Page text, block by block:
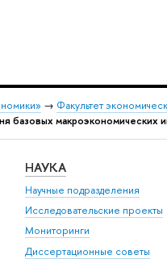
→ Факультет
базовых макроэкономических
НАУКА
Научные подразделения
Исследовательские проекты
Мониторинги
Диссертационные советы